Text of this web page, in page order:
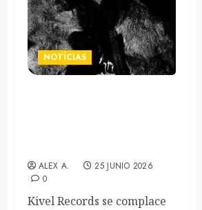
NOTÍCIAS
ALEX A.
25 JUNIO 2026
0
Kivel Records se complace